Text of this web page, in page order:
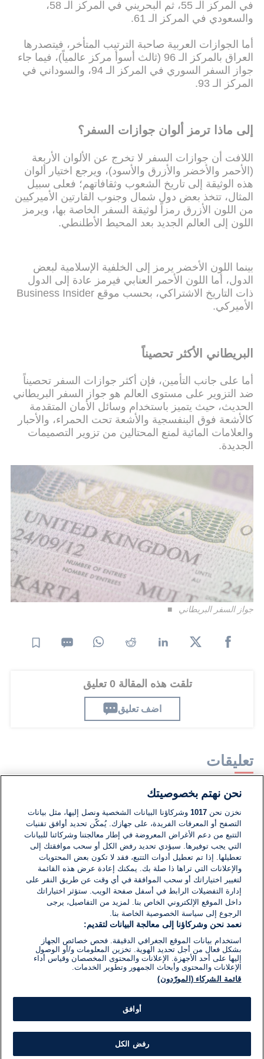
في المركز الـ 55، ثم البحريني في المركز الـ 58،
والسعودي في المركز الـ 61.
أما الجوازات العربية صاحبة الترتيب المتأخر، فيتصدرها
العراق بالمركز الـ 96 (ثالث أسوأ مركز عالمياً)، فيما جاء
جواز السفر السوري في المركز الـ 94، والسوداني في
المركز الـ 93.
إلى ماذا ترمز ألوان جوازات السفر؟
اللافت أن جوازات السفر لا تخرج عن الألوان الأربعة
(الأحمر والأخضر والأزرق والأسود)، ويرجع اختيار ألوان
هذه الوثيقة إلى تاريخ الشعوب وثقافاتهم؛ فعلى سبيل
المثال، تتخذ بعض دول شمال وجنوب القارتين الأميركيين
من اللون الأزرق رمزاً لوثيقة السفر الخاصة بها، ويرمز
اللون إلى العالم الجديد بعد المحيط الأطلنطي.
بينما اللون الأخضر يرمز إلى الخلفية الإسلامية لبعض
الدول، أما اللون الأحمر العنابي فيرمز عادة إلى الدول
ذات التاريخ الاشتراكي، بحسب موقع Business Insider
الأميركي.
البريطاني الأكثر تحصيناً
أما على جانب التأمين، فإن أكثر جوازات السفر تحصيناً
ضد التزوير على مستوى العالم هو جواز السفر البريطاني
الحديث، حيث يتميز باستخدام وسائل الأمان المتقدمة
كالأشعة فوق البنفسجية والأشعة تحت الحمراء، والأحبار
والعلامات المائية لمنع المحتالين من تزوير التصميمات
الجديدة.
جواز السفر البريطاني
تلقت هذه المقالة 0 تعليق
اضف تعليق
تعليقات
لا توجد تعليقات مكتوبة حتى الآن. كن الأول!
اكتب تعليقًا جديدًا ...
نحن نهتم بخصوصيتك
نخزن نحن1017 وشركاؤنا البيانات الشخصية ونصل إليها، مثل بيانات
التصفح أو المعرفات الفريدة، على جهازك. يُمكّن تحديد أوافق تقنيات
التتبع من دعم الأغراض المعروضة في إطار معالجتنا وشركائنا للبيانات
التي يجب توفيرها. سيؤدي تحديد رفض الكل أو سحب موافقتك إلى
تعطيلها. إذا تم تعطيل أدوات التتبع، فقد لا تكون بعض المحتويات
والإعلانات التي تراها ذا صلة بك. يمكنك إعادة عرض هذه القائمة
لتغيير اختياراتك أو سحب الموافقة في أي وقت عن طريق النقر على
إدارة التفضيلات الرابط في أسفل صفحة الويب. ستؤثر اختياراتك
داخل الموقع الإلكتروني الخاص بنا. لمزيد من التفاصيل، يرجى
الرجوع إلى سياسة الخصوصية الخاصة بنا.
نعمد نحن وشركاؤنا إلى معالجة البيانات لتقديم:
استخدام بيانات الموقع الجغرافي الدقيقة. فحص خصائص الجهاز
بشكل فعال من أجل تحديد الهوية. تخزين المعلومات و/أو الوصول
إليها على أحد الأجهزة. الإعلانات والمحتوى المخصصان وقياس أداء
الإعلانات والمحتوى وأبحاث الجمهور وتطوير الخدمات.
قائمة الشركاء (المورّدون)
أوافق
رفض الكل